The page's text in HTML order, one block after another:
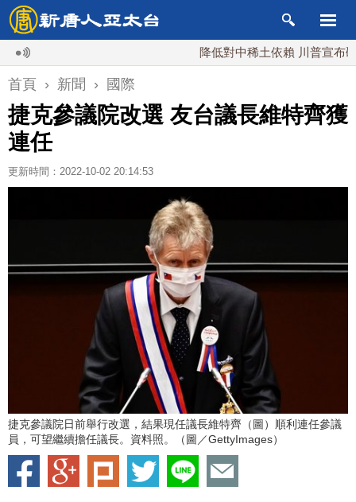
降低對中稀土依賴 川普宣布礦業投
首頁 › 新聞 › 國際
捷克參議院改選 友台議長維特齊獲
連任
更新時間：2022-10-02 20:14:53
捷克參議院日前舉行改選，結果現任議長維特齊（圖）順利連任參議
員，可望繼續擔任議長。資料照。（圖／GettyImages）